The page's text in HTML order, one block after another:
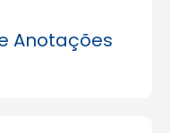
Anotações